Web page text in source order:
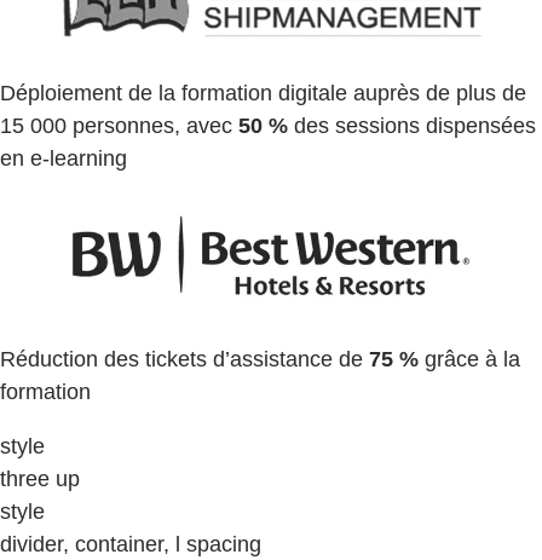
Déploiement de la formation digitale auprès de plus de
15 000 personnes, avec 50 % des sessions dispensées
en e-learning
Réduction des tickets d’assistance de 75 % grâce à la
formation
style
three up
style
divider, container, l spacing